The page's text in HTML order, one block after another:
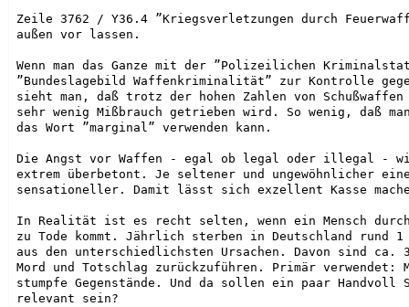
Zeile 3762 / Y36.4 ”Kriegsverletzungen durch
außen vor lassen.
Wenn man das Ganze mit der ”Polizeilichen
”Bundeslagebild Waffenkriminalität” zur Kontrolle
sieht man, daß trotz der hohen Zahlen von
sehr wenig Mißbrauch getrieben wird. So wenig, daß
das Wort ”marginal” verwenden kann.
Die Angst vor Waffen - egal ob legal oder illegal -
extrem überbetont. Je seltener und ungewöhnlicher
sensationeller. Damit lässt sich exzellent Kasse
In Realität ist es recht selten, wenn ein Mensch durch
zu Tode kommt. Jährlich sterben in Deutschland rund 1
aus den unterschiedlichsten Ursachen. Davon sind ca.
Mord und Totschlag zurückzuführen. Primär verwendet:
stumpfe Gegenstände. Und da sollen ein paar Handvoll
relevant sein?